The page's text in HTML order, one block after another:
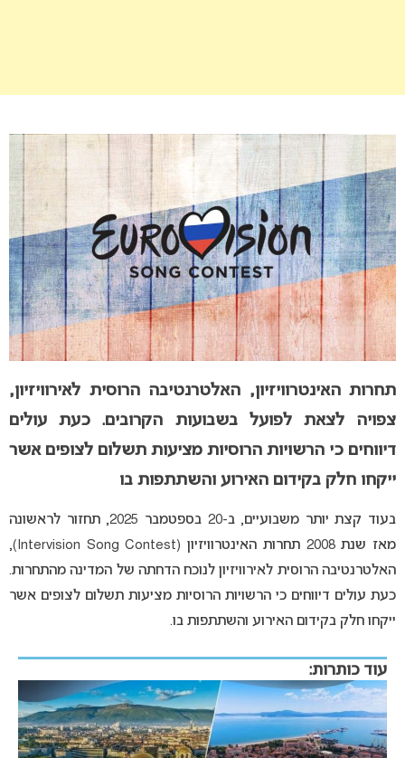
תחרות האינטרוויזיון, האלטרנטיבה הרוסית לאירוויזיון,
צפויה לצאת לפועל בשבועות הקרובים. כעת עולים
דיווחים כי הרשויות הרוסיות מציעות תשלום לצופים אשר
ייקחו חלק בקידום האירוע והשתתפות בו
בעוד קצת יותר משבועיים, ב-20 בספטמבר 2025, תחזור לראשונה
מאז שנת 2008 תחרות האינטרוויזיון (Intervision Song Contest),
האלטרנטיבה הרוסית לאירוויזיון לנוכח הדחתה של המדינה מהתחרות.
כעת עולים דיווחים כי הרשויות הרוסיות מציעות תשלום לצופים אשר
ייקחו חלק בקידום האירוע והשתתפות בו.
עוד כותרות: